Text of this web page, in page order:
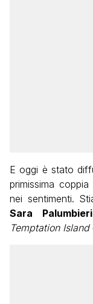
E oggi è stato
primissima
nei sentimenti.
Sara Palumbieri
Temptation Island